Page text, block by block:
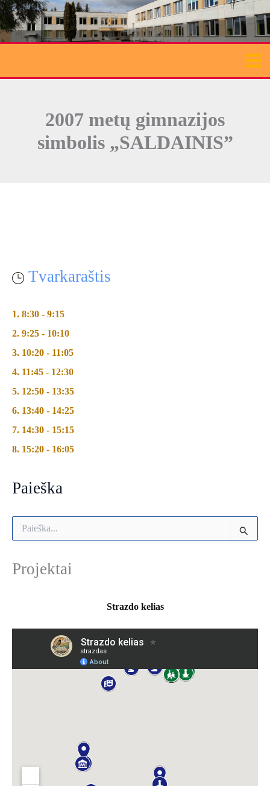
Pereiti
prie
turinio
2007 metų gimnazijos
simbolis „SALDAINIS”
Tvarkaraštis
1. 8:30 - 9:15
2. 9:25 - 10:10
3. 10:20 - 11:05
4. 11:45 - 12:30
5. 12:50 - 13:35
6. 13:40 - 14:25
7. 14:30 - 15:15
8. 15:20 - 16:05
Paieška
e
k
Projektai
Strazdo kelias